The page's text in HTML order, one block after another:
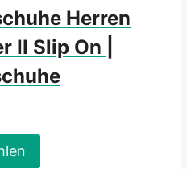
Herren
II Slip On |